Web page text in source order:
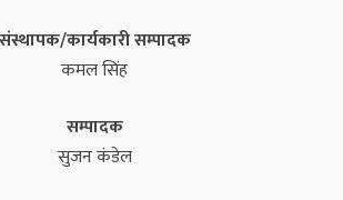
संस्थापक/कार्यकारी सम्पादक
कमल सिंह
सम्पादक
सुजन कंडेल